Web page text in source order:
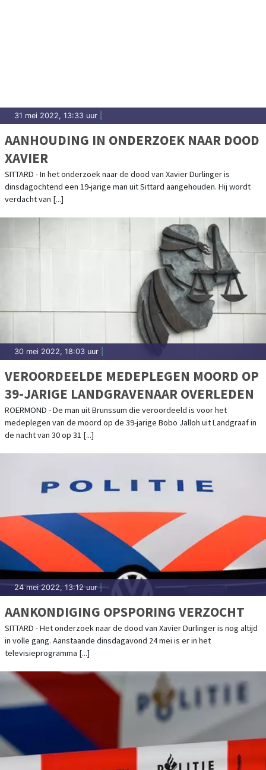
31 mei 2022, 13:33 uur
AANHOUDING IN ONDERZOEK NAAR DOOD
XAVIER
SITTARD - In het onderzoek naar de dood van Xavier Durlinger is
dinsdagochtend een 19-jarige man uit Sittard aangehouden. Hij wordt
verdacht van [...]
30 mei 2022, 18:03 uur
VEROORDEELDE MEDEPLEGEN MOORD OP
39-JARIGE LANDGRAVENAAR OVERLEDEN
ROERMOND - De man uit Brunssum die veroordeeld is voor het
medeplegen van de moord op de 39-jarige Bobo Jalloh uit Landgraaf in
de nacht van 30 op 31 [...]
24 mei 2022, 13:12 uur|
AANKONDIGING OPSPORING VERZOCHT
SITTARD - Het onderzoek naar de dood van Xavier Durlinger is nog altijd
in volle gang. Aanstaande dinsdagavond 24 mei is er in het
televisieprogramma [...]